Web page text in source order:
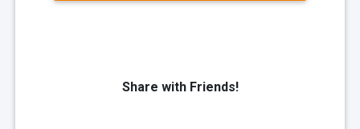
Share with Friends!